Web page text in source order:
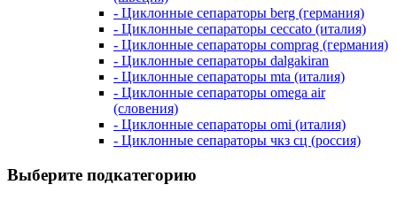
- Циклонные сепараторы berg (германия)
- Циклонные сепараторы ceccato (италия)
- Циклонные сепараторы comprag (германия)
- Циклонные сепараторы dalgakiran
- Циклонные сепараторы mta (италия)
- Циклонные сепараторы omega air
(словения)
- Циклонные сепараторы omi (италия)
- Циклонные сепараторы чкз сц (россия)
Выберите подкатегорию